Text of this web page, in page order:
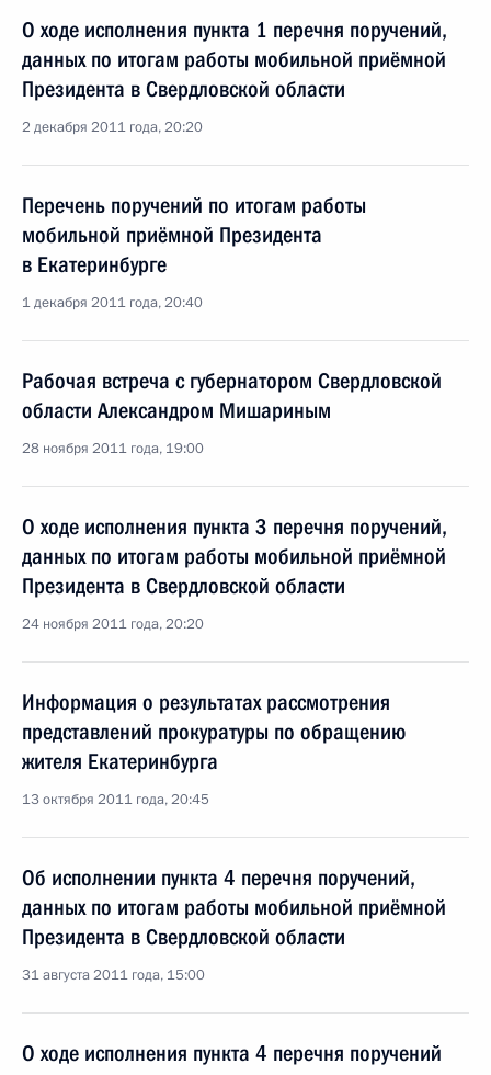
О ходе исполнения пункта 1 перечня поручений,
данных по итогам работы мобильной приёмной
Президента в Свердловской области
2 декабря 2011 года, 20:20
Перечень поручений по итогам работы
мобильной приёмной Президента
в Екатеринбурге
1 декабря 2011 года, 20:40
Рабочая встреча с губернатором Свердловской
области Александром Мишариным
28 ноября 2011 года, 19:00
О ходе исполнения пункта 3 перечня поручений,
данных по итогам работы мобильной приёмной
Президента в Свердловской области
24 ноября 2011 года, 20:20
Информация о результатах рассмотрения
представлений прокуратуры по обращению
жителя Екатеринбурга
13 октября 2011 года, 20:45
Об исполнении пункта 4 перечня поручений,
данных по итогам работы мобильной приёмной
Президента в Свердловской области
31 августа 2011 года, 15:00
О ходе исполнения пункта 4 перечня поручений